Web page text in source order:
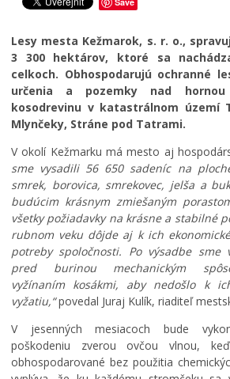
Besedy
Kultúra
Školstvo
Bezpečnosť
Zdravie
Cirkev
Šport
Lesy mesta Kežmarok, s. r. o.,
3 300 hektárov, ktoré sa
celkoch. Obhospodarujú ochranné
určenia a pozemky nad
kosodrevinu v katastrálnom území
Mlynčeky, Stráne pod Tatrami.
V okolí Kežmarku má mesto aj
sme vysadili 56 650 sadeníc na
smrek, borovica, smrekovec, jelša a
budúcim krásnym zmiešaným
všetky požiadavky na krásne a stabilné
rubnom veku dôjde aj k ich
potreby spoločnosti. Po výsadbe sme
pred burinou mechanickým
vyžínaním kosákmi, aby nedošlo k
vyžatiu,“povedal Juraj Kulík, riaditeľ
V jesenných mesiacoch bude
poškodeniu zverou ovčou vlnou,
obhospodarované bez použitia
a
i
s
k
o
v
K
e
ž
m
a
r
k
u
m
e
p
r
e
p
a
t
r
í
K
e
ž
m
a
r
k
u
,
k
a
s
t
s
o
m
:
K
o
s
t
o
l
N
a
j
s
v
ä
t
š
e